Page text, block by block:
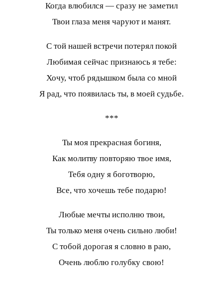
Когда влюбился — сразу не заметил
Твои глаза меня чаруют и манят.
С той нашей встречи потерял покой
Любимая сейчас признаюсь я тебе:
Хочу, чтоб рядышком была со мной
Я рад, что появилась ты, в моей судьбе.
***
Ты моя прекрасная богиня,
Как молитву повторяю твое имя,
Тебя одну я боготворю,
Все, что хочешь тебе подарю!
Любые мечты исполню твои,
Ты только меня очень сильно люби!
С тобой дорогая я словно в раю,
Очень люблю голубку свою!